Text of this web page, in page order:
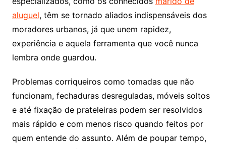
aluguel, têm se tornado aliados indispensáveis dos
moradores urbanos, já que unem rapidez,
experiência e aquela ferramenta que você nunca
lembra onde guardou.
Problemas corriqueiros como tomadas que não
funcionam, fechaduras desreguladas, móveis soltos
e até fixação de prateleiras podem ser resolvidos
mais rápido e com menos risco quando feitos por
quem entende do assunto. Além de poupar tempo,